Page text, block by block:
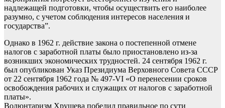
надлежащей подготовки, чтобы осуществить его наиболее
разумно, с учетом соблюдения интересов населения и
государства”.
Однако в 1962 г. действие закона о постепенной отмене
налогов с заработной платы было приостановлено из-за
возникших экономических трудностей. 24 сентября 1962 г.
был опубликован Указ Президиума Верховного Совета СССР
от 22 сентября 1962 года № 497-VI «О перенесении сроков
освобождения рабочих и служащих от налогов с заработной
платы».
Волюнтаризм Хрущева победил правильное по сути